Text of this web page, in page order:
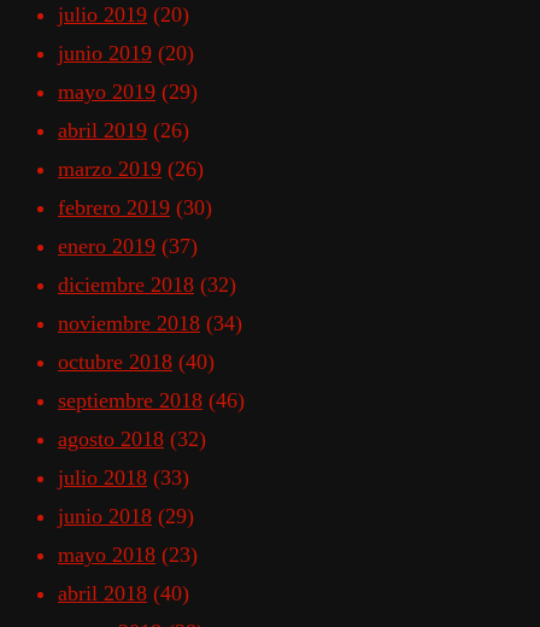
julio 2019 (20)
junio 2019 (20)
mayo 2019 (29)
abril 2019 (26)
marzo 2019 (26)
febrero 2019 (30)
enero 2019 (37)
diciembre 2018 (32)
noviembre 2018 (34)
octubre 2018 (40)
septiembre 2018 (46)
agosto 2018 (32)
julio 2018 (33)
junio 2018 (29)
mayo 2018 (23)
abril 2018 (40)